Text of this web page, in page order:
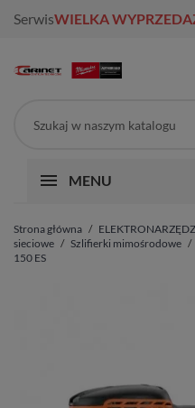
SerwisWIELKA
MENU
Strona główna
sieciowe
Szlifierki mimośrodowe
150 ES